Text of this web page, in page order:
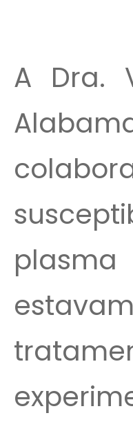
A Dra.